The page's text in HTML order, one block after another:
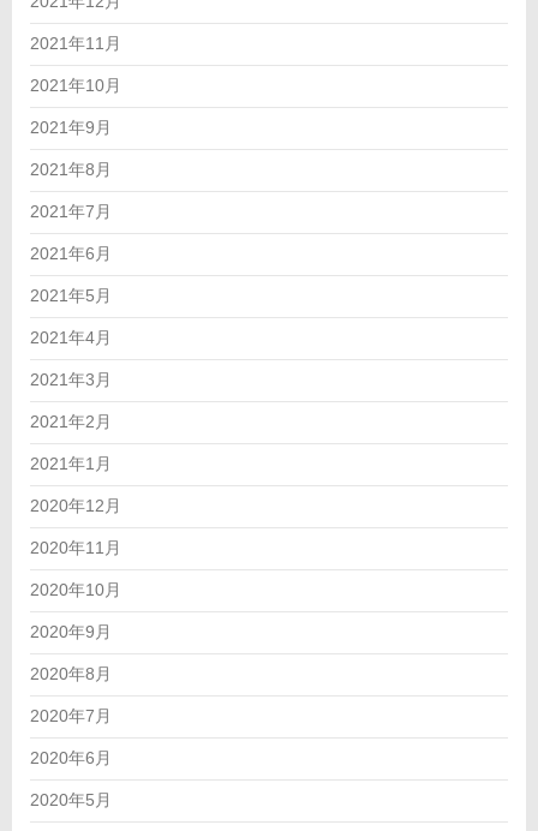
2021年11月
2021年10月
2021年9月
2021年8月
2021年7月
2021年6月
2021年5月
2021年4月
2021年3月
2021年2月
2021年1月
2020年12月
2020年11月
2020年10月
2020年9月
2020年8月
2020年7月
2020年6月
2020年5月